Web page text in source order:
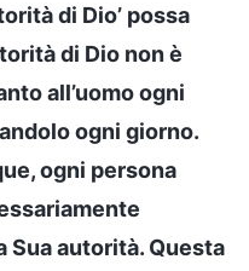
di Dio’ possa
di Dio non è
all’uomo ogni
ogni giorno.
ogni persona
Sua autorità. Questa